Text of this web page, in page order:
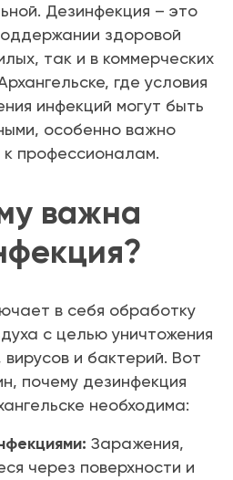
Дезинфекция – это
здоровой
так и в коммерческих
где условия
инфекций могут быть
особенно важно
профессионалам.
важна
в себя обработку
с целью уничтожения
и бактерий. Вот
почему дезинфекция
необходима:
Заражения,
через поверхности и